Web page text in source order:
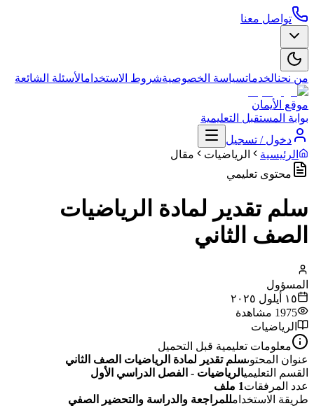
تواصل معنا
من نحنالخدماتسياسة الخصوصيةشروط الاستخدامالأسئلة الشائعة
موقع الأيمان
بوابة المستقبل التعليمية
دخول / تسجيل
الرئيسية
الرياضيات
مقال
محتوى تعليمي
سلم تقدير لمادة الرياضيات
الصف الثاني
المسؤول
١٥ أيلول ٢٠٢٥
1975 مشاهدة
الرياضيات
معلومات تعليمية قبل التحميل
عنوان المحتوىسلم تقدير لمادة الرياضيات الصف الثاني
القسم التعليميالرياضيات - الفصل الدراسي الأول
عدد المرفقات1 ملف
طريقة الاستخدامللمراجعة والدراسة والتحضير الصفي